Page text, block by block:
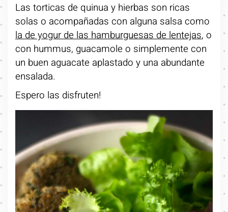
Las torticas de quinua y hierbas son ricas
solas o acompañadas con alguna salsa como
la de yogur de las hamburguesas de lentejas, o
con hummus, guacamole o simplemente con
un buen aguacate aplastado y una abundante
ensalada.
Espero las disfruten!